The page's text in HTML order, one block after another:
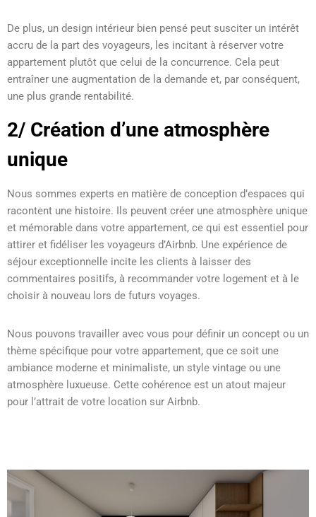
De plus, un design intérieur bien pensé peut susciter un intérêt
accru de la part des voyageurs, les incitant à réserver votre
appartement plutôt que celui de la concurrence. Cela peut
entraîner une augmentation de la demande et, par conséquent,
une plus grande rentabilité.
2/ Création d’une atmosphère
unique
Nous sommes experts en matière de conception d’espaces qui
racontent une histoire. Ils peuvent créer une atmosphère unique
et mémorable dans votre appartement, ce qui est essentiel pour
attirer et fidéliser les voyageurs d’Airbnb. Une expérience de
séjour exceptionnelle incite les clients à laisser des
commentaires positifs, à recommander votre logement et à le
choisir à nouveau lors de futurs voyages.
Nous pouvons travailler avec vous pour définir un concept ou un
thème spécifique pour votre appartement, que ce soit une
ambiance moderne et minimaliste, un style vintage ou une
atmosphère luxueuse. Cette cohérence est un atout majeur
pour l’attrait de votre location sur Airbnb.